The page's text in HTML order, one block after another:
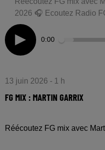
2026 🎧 Ecoutez Radio
0:00
13 juin 2026 - 1 h
FG MIX : MARTIN GARRIX
Réécoutez FG mix avec